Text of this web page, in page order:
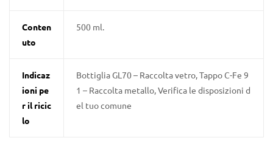
Conten
uto
500 ml.
Indicaz
ioni pe
r il ricic
lo
Bottiglia GL70 – Raccolta vetro, Tappo C-Fe 9
1 – Raccolta metallo, Verifica le disposizioni d
el tuo comune